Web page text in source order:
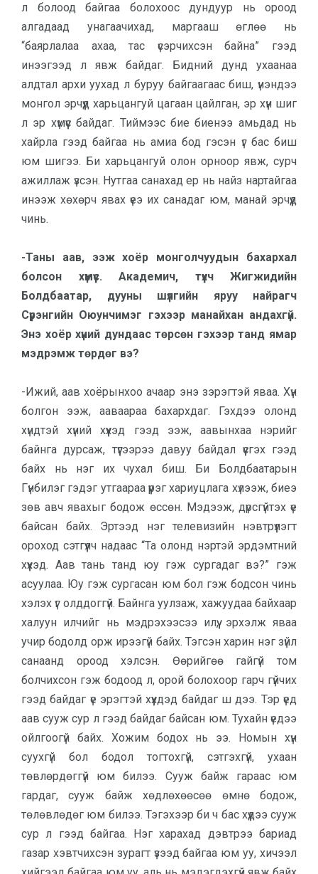
л болоод байгаа болохоос дундуур нь ороод
алгадаад унагаачихад, маргааш өглөө нь
“баярлалаа ахаа, тас үсэрчихсэн байна” гээд
инээгээд л явж байдаг. Бидний дунд ухаанаа
алдтал архи уухад л буруу байгаагаас биш, үнэндээ
монгол эрчүүд харьцангуй цагаан цайлган, эр хүн шиг
л эр хүмүүс байдаг. Тиймээс бие биенээ амьдад нь
хайрла гээд байгаа нь амиа бод гэсэн үг бас биш
юм шигээ. Би харьцангуй олон орноор явж, сурч
ажиллаж үзсэн. Нутгаа санахад ер нь найз нартайгаа
инээж хөхөрч явах үеэ их санадаг юм, манай эрчүүд
чинь.
-Таны аав, ээж хоёр монголчуудын бахархал
болсон хүмүүс. Академич, түүхч Жигжидийн
Болдбаатар, дууны шүлгийн яруу найрагч
Сүрэнгийн Оюунчимэг гэхээр манайхан андахгүй.
Энэ хоёр хүний дундаас төрсөн гэхээр танд ямар
мэдрэмж төрдөг вэ?
-Ижий, аав хоёрынхоо ачаар энэ зэрэгтэй яваа. Хүн
болгон ээж, ааваараа бахархдаг. Гэхдээ олонд
хүндтэй хүний хүүхэд гээд ээж, аавынхаа нэрийг
байнга дурсаж, түүгээрээ давуу байдал үүсгэх гээд
байх нь нэг их чухал биш. Би Болдбаатарын
Гүнбилэг гэдэг утгаараа үүрэг хариуцлага хүлээж, биеэ
зөв авч явахыг бодож өссөн. Мэдээж, дүрсгүйтэх үе
байсан байх. Эртээд нэг телевизийн нэвтрүүлэгт
ороход сэтгүүлч надаас “Та олонд нэртэй эрдэмтний
хүүхэд. Аав тань танд юу гэж сургадаг вэ?” гэж
асуулаа. Юу гэж сургасан юм бол гэж бодсон чинь
хэлэх үг олддоггүй. Байнга уулзаж, хажуудаа байхаар
халуун илчийг нь мэдрэхээсээ илүү, эрхэлж яваа
учир бодолд орж ирээгүй байх. Тэгсэн харин нэг зүйл
санаанд ороод хэлсэн. Өөрийгөө гайгүй том
болчихсон гэж бодоод л, орой болохоор гарч гүйчих
гээд байдаг үе эрэгтэй хүүхдэд байдаг ш дээ. Тэр үед
аав сууж сур л гээд байдаг байсан юм. Тухайн үедээ
ойлгоогүй байх. Хожим бодох нь ээ. Номын хүн
суухгүй бол бодол тогтохгүй, сэтгэхгүй, ухаан
төвлөрдөггүй юм билээ. Сууж байж гараас юм
гардаг, сууж байж хөдлөхөөсөө өмнө бодож,
төлөвлөдөг юм билээ. Тэгэхээр би ч бас хүүдээ сууж
сур л гээд байгаа. Нэг харахад дэвтрээ бариад
газар хэвтчихсэн зурагт үзээд байгаа юм уу, хичээл